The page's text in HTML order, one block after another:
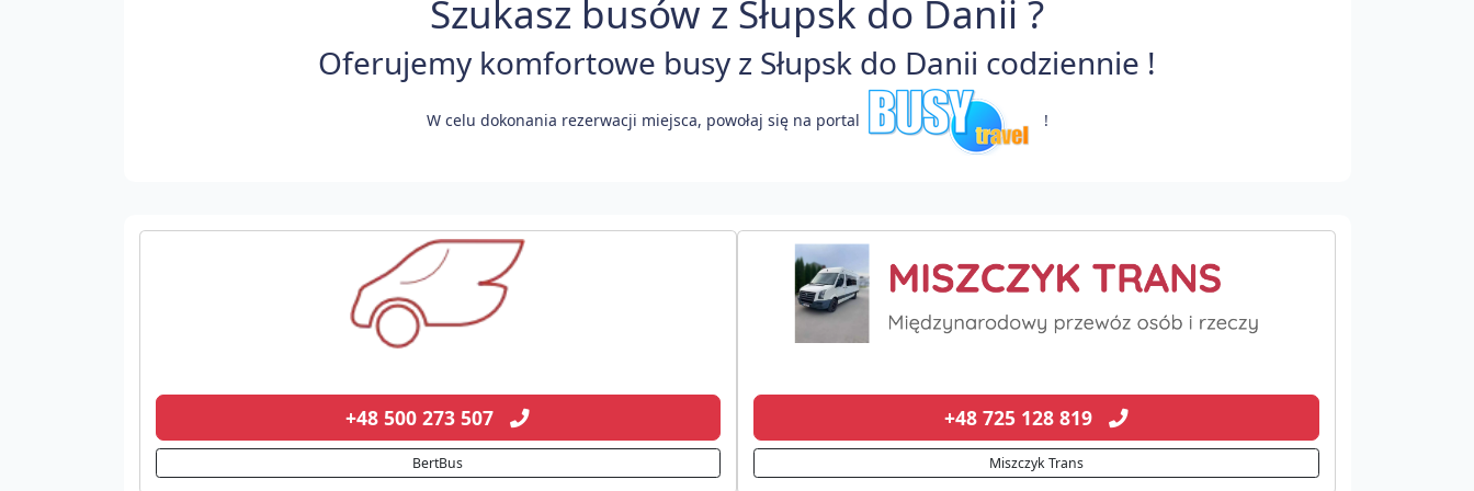
Szukasz busów z Słupsk do Danii ?
Oferujemy komfortowe busy z Słupsk do Danii codziennie !
W celu dokonania rezerwacji miejsca, powołaj się na portal !
+48 500 273 507
BertBus
+48 725 128 819
Miszczyk Trans